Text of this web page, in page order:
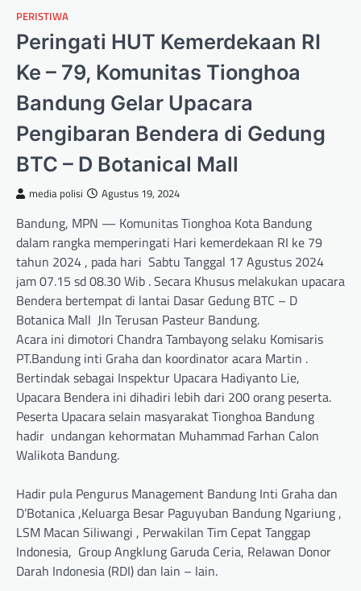
PERISTIWA
Peringati HUT Kemerdekaan RI
Ke – 79, Komunitas Tionghoa
Bandung Gelar Upacara
Pengibaran Bendera di Gedung
BTC – D Botanical Mall
media polisi Agustus 19, 2024
Bandung, MPN — Komunitas Tionghoa Kota Bandung
dalam rangka memperingati Hari kemerdekaan RI ke 79
tahun 2024 , pada hari Sabtu Tanggal 17 Agustus 2024
jam 07.15 sd 08.30 Wib . Secara Khusus melakukan upacara
Bendera bertempat di lantai Dasar Gedung BTC – D
Botanica Mall Jln Terusan Pasteur Bandung.
Acara ini dimotori Chandra Tambayong selaku Komisaris
PT.Bandung inti Graha dan koordinator acara Martin .
Bertindak sebagai Inspektur Upacara Hadiyanto Lie,
Upacara Bendera ini dihadiri lebih dari 200 orang peserta.
Peserta Upacara selain masyarakat Tionghoa Bandung
hadir undangan kehormatan Muhammad Farhan Calon
Walikota Bandung.
Hadir pula Pengurus Management Bandung Inti Graha dan
D’Botanica ,Keluarga Besar Paguyuban Bandung Ngariung ,
LSM Macan Siliwangi , Perwakilan Tim Cepat Tanggap
Indonesia, Group Angklung Garuda Ceria, Relawan Donor
Darah Indonesia (RDI) dan lain – lain.